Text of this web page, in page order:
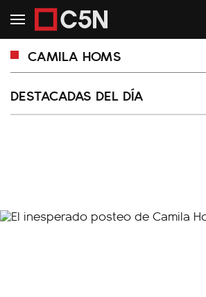
CAMILA HOMS
DESTACADAS DEL DÍA